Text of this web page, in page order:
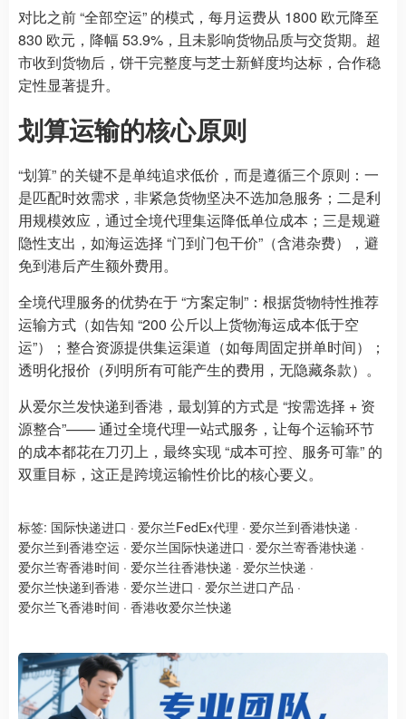
对比之前 “全部空运” 的模式，每月运费从 1800 欧元降至
830 欧元，降幅 53.9%，且未影响货物品质与交货期。超
市收到货物后，饼干完整度与芝士新鲜度均达标，合作稳
定性显著提升。
划算运输的核心原则
“划算” 的关键不是单纯追求低价，而是遵循三个原则：一
是匹配时效需求，非紧急货物坚决不选加急服务；二是利
用规模效应，通过全境代理集运降低单位成本；三是规避
隐性支出，如海运选择 “门到门包干价”（含港杂费），避
免到港后产生额外费用。
全境代理服务的优势在于 “方案定制”：根据货物特性推荐
运输方式（如告知 “200 公斤以上货物海运成本低于空
运”）；整合资源提供集运渠道（如每周固定拼单时间）；
透明化报价（列明所有可能产生的费用，无隐藏条款）。
从爱尔兰发快递到香港，最划算的方式是 “按需选择 + 资
源整合”—— 通过全境代理一站式服务，让每个运输环节
的成本都花在刀刃上，最终实现 “成本可控、服务可靠” 的
双重目标，这正是跨境运输性价比的核心要义。
标签: 国际快递进口 · 爱尔兰FedEx代理 · 爱尔兰到香港快递 ·
爱尔兰到香港空运 · 爱尔兰国际快递进口 · 爱尔兰寄香港快递 ·
爱尔兰寄香港时间 · 爱尔兰往香港快递 · 爱尔兰快递 ·
爱尔兰快递到香港 · 爱尔兰进口 · 爱尔兰进口产品 ·
爱尔兰飞香港时间 · 香港收爱尔兰快递 ​